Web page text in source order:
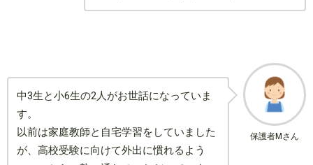
保護者Mさん
中3生と小6生の2人がお世話になっていま
す。
以前は家庭教師と自宅学習をしていました
が、高校受験に向けて外出に慣れるよう